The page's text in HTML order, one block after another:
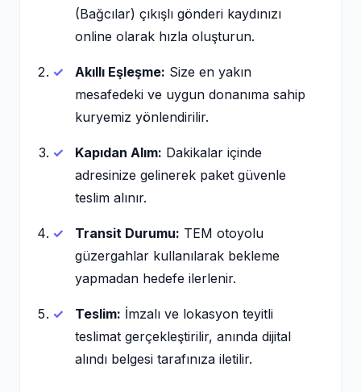
(Bağcılar) çıkışlı gönderi kaydınızı
online olarak hızla oluşturun.
Akıllı Eşleşme: Size en yakın
mesafedeki ve uygun donanıma sahip
kuryemiz yönlendirilir.
Kapıdan Alım: Dakikalar içinde
adresinize gelinerek paket güvenle
teslim alınır.
Transit Durumu: TEM otoyolu
güzergahlar kullanılarak bekleme
yapmadan hedefe ilerlenir.
Teslim: İmzalı ve lokasyon teyitli
teslimat gerçekleştirilir, anında dijital
alındı belgesi tarafınıza iletilir.